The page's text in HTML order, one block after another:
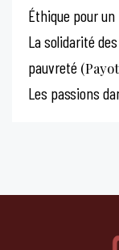
Éthique pour
La solidarité
pauvreté
Les passions